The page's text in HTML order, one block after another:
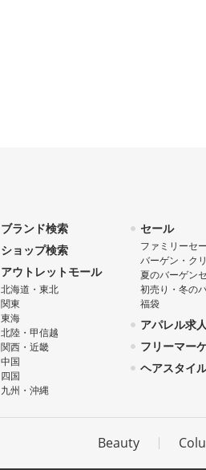
ブランド検索
ショップ検索
アウトレットモール
北海道・東北
関東
東海
北陸・甲信越
関西・近畿
中国
四国
九州・沖縄
セール
ファミリーセ
バーゲン・ク
夏のバーゲン
初売り・冬の
福袋
アパレル求
フリーマー
ヘアスタイ
Beauty